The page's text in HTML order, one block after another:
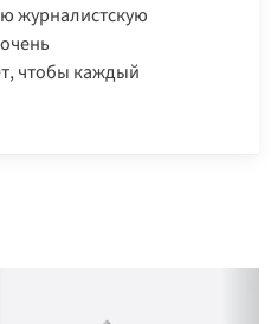
журналистскую
чтобы каждый